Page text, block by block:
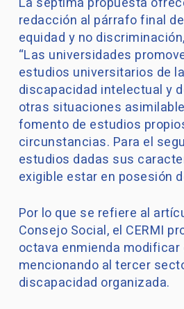
redacción al párrafo final
equidad y no
“Las universidades
estudios universitarios de
discapacidad intelectual y
otras situaciones
fomento de estudios
circunstancias. Para el
estudios dadas sus
exigible estar en posesión
Por lo que se refiere al
Consejo Social, el CERMI
octava enmienda modificar
mencionando al tercer
discapacidad organizada.